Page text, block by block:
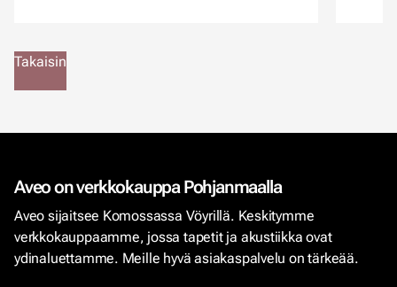
Takaisin
Aveo on verkkokauppa Pohjanmaalla
Aveo sijaitsee Komossassa Vöyrillä. Keskitymme
verkkokauppaamme, jossa tapetit ja akustiikka ovat
ydinaluettamme. Meille hyvä asiakaspalvelu on tärkeää.